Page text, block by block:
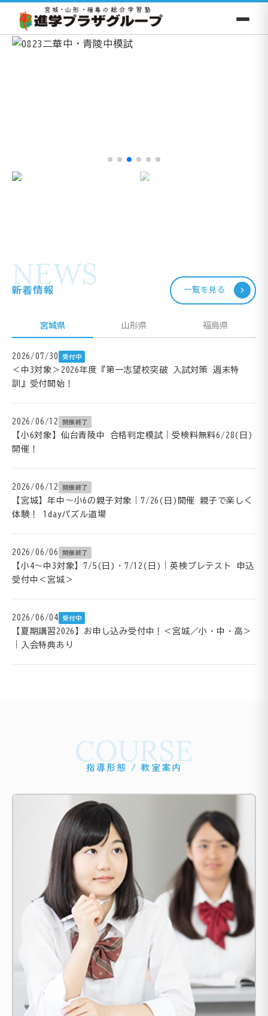
NEWS
新着情報 一覧を見る
宮城県 山形県 福島県
2026/07/30 受付中
＜中3対象＞2026年度『第一志望校突破 入試対策 週末特
訓』受付開始！
2026/06/12 開催終了
【小6対象】仙台青陵中 合格判定模試｜受検料無料6/28(日)
開催！
2026/06/12 開催終了
【宮城】年中～小6の親子対象｜7/26(日)開催 親子で楽しく
体験！ 1dayパズル道場
2026/06/06 開催終了
【小4～中3対象】7/5(日)・7/12(日)｜英検プレテスト 申込
受付中＜宮城＞
2026/06/04 受付中
【夏期講習2026】お申し込み受付中！＜宮城／小・中・高＞
｜入会特典あり
COURSE
指導形態 / 教室案内